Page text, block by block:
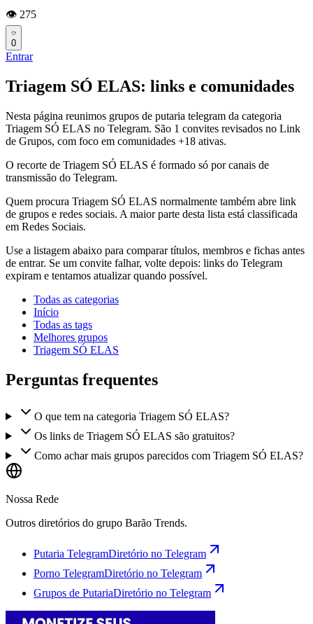
👁️ 275
0
Entrar
Triagem SÓ ELAS: links e comunidades
Nesta página reunimos grupos de putaria telegram da categoria
Triagem SÓ ELAS no Telegram. São 1 convites revisados no Link
de Grupos, com foco em comunidades +18 ativas.
O recorte de Triagem SÓ ELAS é formado só por canais de
transmissão do Telegram.
Quem procura Triagem SÓ ELAS normalmente também abre link
de grupos e redes sociais. A maior parte desta lista está classificada
em Redes Sociais.
Use a listagem abaixo para comparar títulos, membros e fichas antes
de entrar. Se um convite falhar, volte depois: links do Telegram
expiram e tentamos atualizar quando possível.
Todas as categorias
Início
Todas as tags
Melhores grupos
Triagem SÓ ELAS
Perguntas frequentes
O que tem na categoria Triagem SÓ ELAS?
Os links de Triagem SÓ ELAS são gratuitos?
Como achar mais grupos parecidos com Triagem SÓ ELAS?
Nossa Rede
Outros diretórios do grupo Barão Trends.
Putaria TelegramDiretório no Telegram
Porno TelegramDiretório no Telegram
Grupos de PutariaDiretório no Telegram